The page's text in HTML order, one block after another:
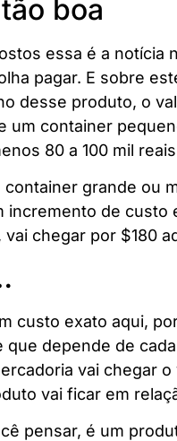
boa
essa é a notícia
pagar. E sobre
desse produto, o
um container
80 a 100 mil
grande ou
incremento de custo
vai chegar por $180
custo exato aqui,
que depende de
vai chegar
vai ficar em
pensar, é um